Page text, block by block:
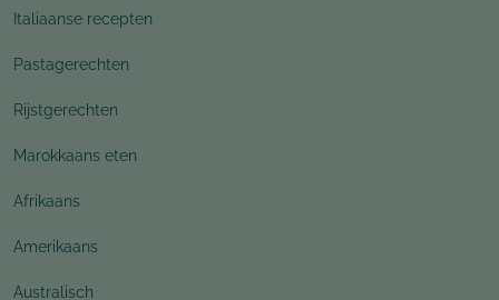
Italiaanse recepten
Pastagerechten
Rijstgerechten
Marokkaans eten
Afrikaans
Amerikaans
Australisch